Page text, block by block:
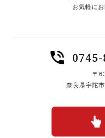
お気軽にお
〒
奈良県宇陀